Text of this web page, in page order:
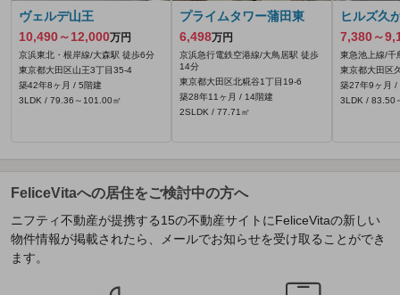
ヴェルデ山王
10,490～12,000万円
京浜東北・根岸線/大森駅 徒歩6分
東京都大田区山王3丁目35-4
築42年8ヶ月 / 5階建
3LDK / 79.36～101.00㎡
プライムタワー蒲田東
6,498万円
京浜急行電鉄空港線/大鳥居駅 徒歩
14分
東京都大田区北糀谷1丁目19-6
築28年11ヶ月 / 14階建
2SLDK / 77.71㎡
ヒルズ久
7,380～
東急池上線/千
東京都大田区
築27年9ヶ月 /
3LDK / 83.50
FeliceVitaへの居住をご検討中の方へ
ニフティ不動産が提携する15の不動産サイトにFeliceVitaの新しい
物件情報が掲載されたら、メールでお知らせを受け取ることができ
ます。